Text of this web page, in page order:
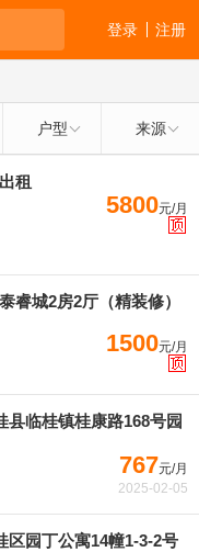
注册
登录
户型 来源
租
5800元/月
睿城2房2厅（精装修）
1500元/月
县临桂镇桂康路168号园
767元/月
2025-02-05
区园丁公寓14幢1-3-2号